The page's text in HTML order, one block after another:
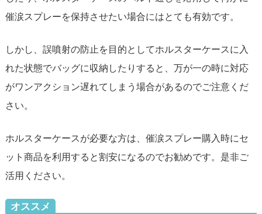
催涙スプレーを保持させたい場合にはとても有効です。
しかし、誤噴射の防止を目的としてホルスターケースに入
れた状態でバッグに収納したりすると、万が一の時に対応
がワンアクション遅れてしまう場合があるのでご注意くだ
さい。
ホルスターケースが必要な方は、催涙スプレー購入時にセ
ット商品を利用すると割安になるのでお勧めです。是非ご
活用ください。
オススメ